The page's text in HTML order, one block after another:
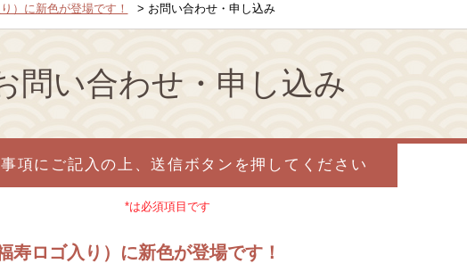
）に新色が登場です！ お問い合わせ・申し込み
問い合わせ・申し込み
項にご記入の上、送信ボタンを押してください
*は必須項目です
ロゴ入り）に新色が登場です！